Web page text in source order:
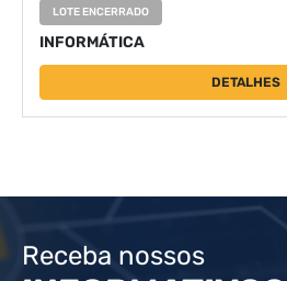
LOTE ENCERRADO
INFORMÁTICA
DETALHES
Receba nossos